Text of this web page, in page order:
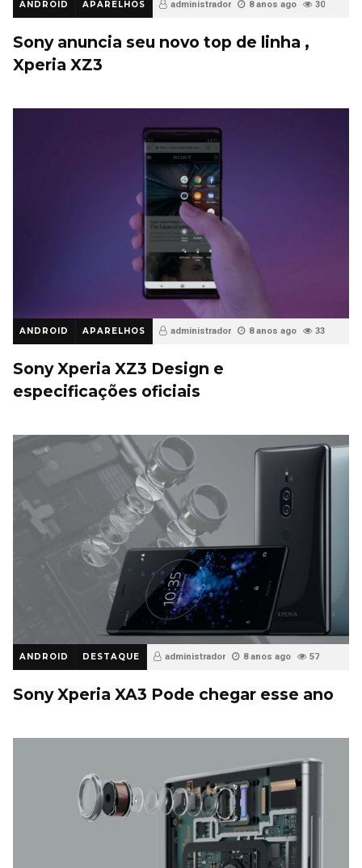
ANDROID APARELHOS administrador 8 anos ago 30
Sony anuncia seu novo top de linha ,
Xperia XZ3
ANDROID APARELHOS administrador 8 anos ago 33
Sony Xperia XZ3 Design e
especificações oficiais
ANDROID DESTAQUE administrador 8 anos ago 57
Sony Xperia XA3 Pode chegar esse ano